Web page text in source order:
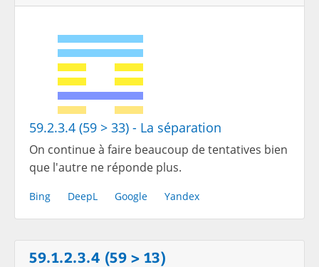
59.2.3.4 (59 > 33) - La séparation
On continue à faire beaucoup de tentatives bien
que l'autre ne réponde plus.
Bing DeepL Google Yandex
59.1.2.3.4 (59 > 13)